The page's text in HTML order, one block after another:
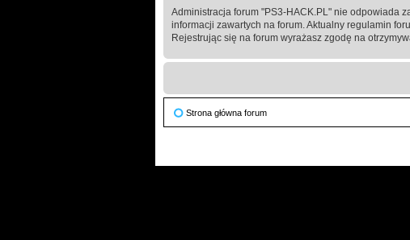
Administracja forum "PS3-HACK.PL" nie odpowiada
informacji zawartych na forum. Aktualny regulamin
Rejestrując się na forum wyrażasz zgodę na
Strona główna forum